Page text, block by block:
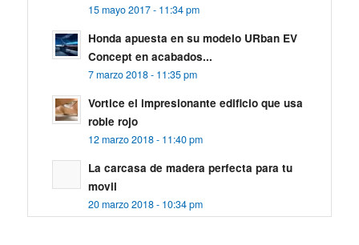
15 mayo 2017 - 11:34 pm
Honda apuesta en su modelo URban EV
Concept en acabados...
7 marzo 2018 - 11:35 pm
Vortice el impresionante edificio que usa
roble rojo
12 marzo 2018 - 11:40 pm
La carcasa de madera perfecta para tu
movil
20 marzo 2018 - 10:34 pm